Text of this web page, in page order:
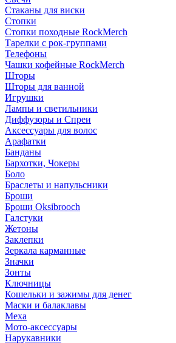
Стаканы для виски
Стопки
Стопки походные RockMerch
Тарелки с рок-группами
Телефоны
Чашки кофейные RockMerch
Шторы
Шторы для ванной
Игрушки
Лампы и светильники
Диффузоры и Спреи
Аксессуары для волос
Арафатки
Банданы
Бархотки, Чокеры
Боло
Браслеты и напульсники
Броши
Броши Oksibrooch
Галстуки
Жетоны
Заклепки
Зеркала карманные
Значки
Зонты
Ключницы
Кошельки и зажимы для денег
Маски и балаклавы
Меха
Мото-аксессуары
Нарукавники